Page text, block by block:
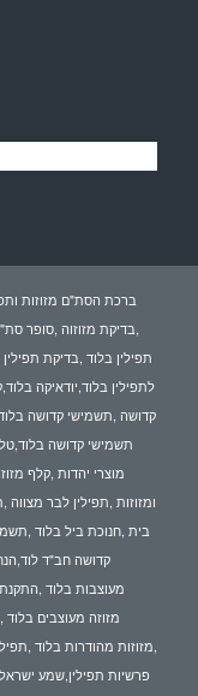
ברכת הסת"ם מזוזות
,בדיקת מזוזוה ,סופר
תפילין בלוד ,בדיקת
לתפילין בלוד,יודאיקה
קדושה ,תשמישי קדושה
תשמישי קדושה
מוצרי יהדות ,קלף
ומזוזות ,תפילין לבר
בית ,חנוכת ביל בלוד
קדושה חב"ד
מעוצבות בלוד
מזוזה מעוצבים בלוד
,מזוזות מהודרות בלוד